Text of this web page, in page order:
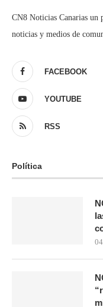
CN8 Noticias Canarias
noticias y medios de
FACEBOOK
YOUTUBE
RSS
Política